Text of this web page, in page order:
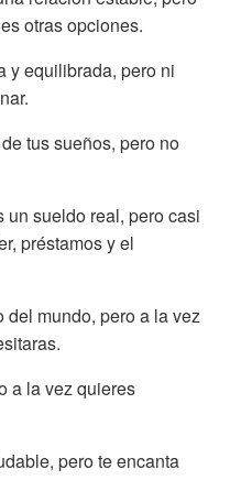
otras opciones.
y equilibrada, pero ni
tus sueños, pero no
un sueldo real, pero casi
préstamos y el
del mundo, pero a la vez
a la vez quieres
pero te encanta